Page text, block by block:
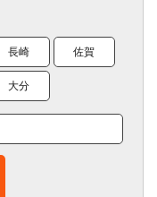
長崎 佐賀
大分